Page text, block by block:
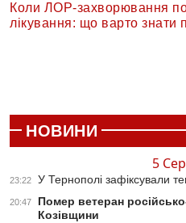
Коли ЛОР-захворювання
лікування: що варто знати
НОВИНИ
5
23:22 У Тернополі зафіксували
20:47
Помер ветеран
Козівщини